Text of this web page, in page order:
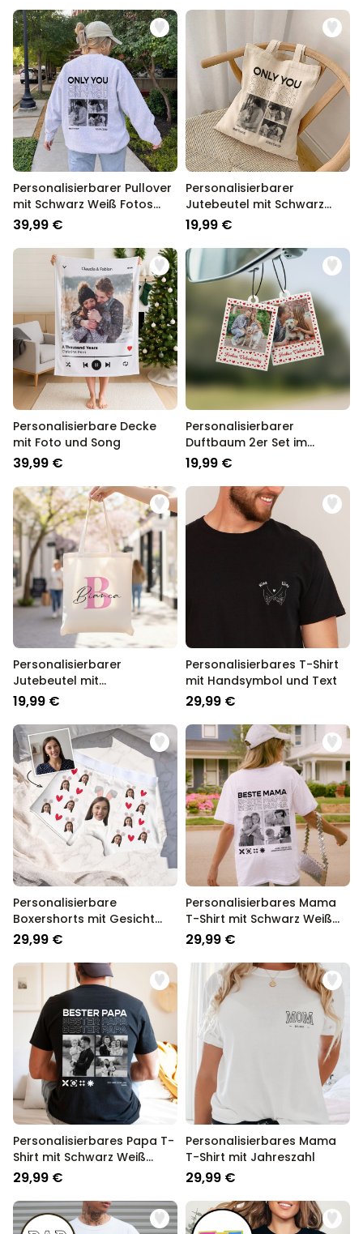
Personalisierbarer Pullover
mit Schwarz Weiß Fotos
und Text
39,99 €
Personalisierbarer
Jutebeutel mit Schwarz
Weiß Fotos und Text
19,99 €
Personalisierbare Decke
mit Foto und Song
39,99 €
Personalisierbarer
Duftbaum 2er Set im
Polaroid-Look mit Herzen
19,99 €
Personalisierbarer
Jutebeutel mit
Monogramm
19,99 €
Personalisierbares T-Shirt
mit Handsymbol und Text
29,99 €
Personalisierbare
Boxershorts mit Gesicht
und Hasenohren
29,99 €
Personalisierbares Mama
T-Shirt mit Schwarz Weiß
Fotos und Text
29,99 €
Personalisierbares Papa T-
Shirt mit Schwarz Weiß
Fotos und Text
29,99 €
Personalisierbares Mama
T-Shirt mit Jahreszahl
29,99 €